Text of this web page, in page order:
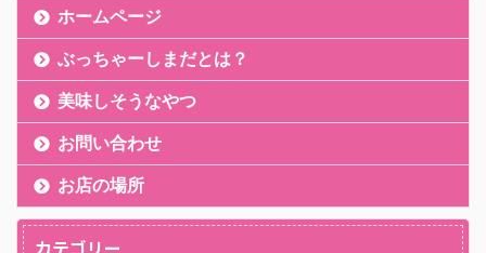
ホームページ
ぶっちゃーしまだとは？
美味しそうなやつ
お問い合わせ
お店の場所